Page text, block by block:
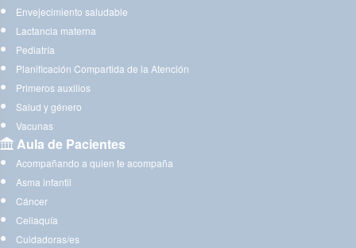
Envejecimiento saludable
Lactancia materna
Pediatría
Planificación Compartida de la Atención
Primeros auxilios
Salud y género
Vacunas
Aula de Pacientes
Acompañando a quien te acompaña
Asma infantil
Cáncer
Celiaquía
Cuidadoras/es